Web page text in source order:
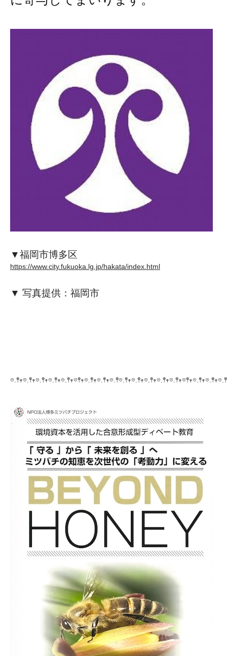
▼福岡市博多区
https://www.city.fukuoka.lg.jp/hakata/index.html
▼ 写真提供：福岡市
𖡼.𖤣𖥧𖡼.𖤣𖥧𖡼.𖤣𖥧𖡼.𖤣𖥧𖡼.𖤣𖥧𖡼𖤣𖥧𖡼.𖤣𖥧𖡼.𖤣𖥧𖡼.𖤣𖡼.𖤣𖥧𖡼.𖤣𖥧𖡼.𖤣𖥧𖡼.𖤣𖥧𖡼.𖤣𖥧𖡼𖤣𖥧𖡼.𖤣𖥧𖡼.𖤣𖥧𖡼.𖤣